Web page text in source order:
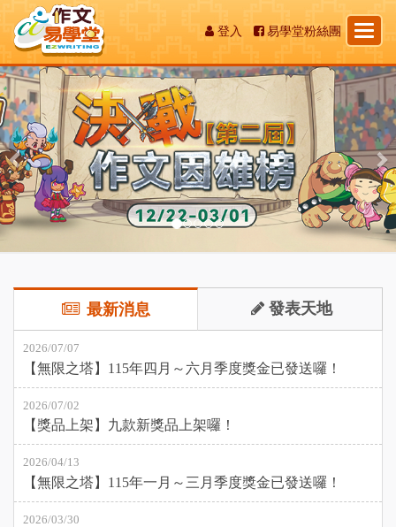
登入 易學堂粉絲團
Previous
最新消息 發表天地
2026/07/07
【無限之塔】115年四月～六月季度獎金已發送囉！
2026/07/02
【獎品上架】九款新獎品上架囉！
2026/04/13
【無限之塔】115年一月～三月季度獎金已發送囉！
2026/03/30